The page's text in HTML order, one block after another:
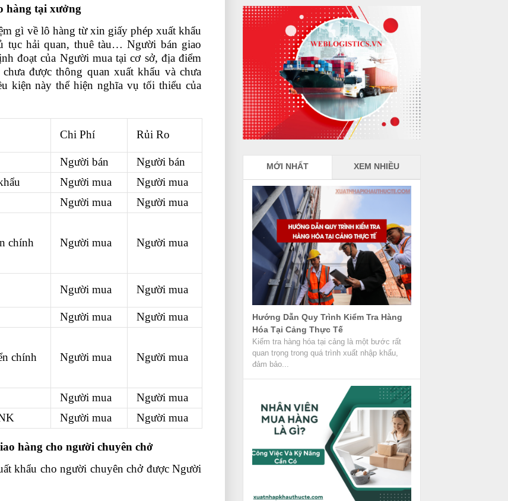
hàng tại xưởng
gì về lô hàng từ xin giấy phép xuất khẩu
tục hải quan, thuê tàu… Người bán giao
đoạt của Người mua tại cơ sở, địa điểm
được thông quan xuất khẩu và chưa
kiện này thể hiện nghĩa vụ tối thiểu của
Chi Phí Rủi Ro
Người bán
Người bán
Người mua
Người mua
Người mua Người mua
chính Người mua Người mua
Người mua Người mua
Người mua Người mua
chính Người mua Người mua
Người mua
Người mua
Người mua Người mua
hàng cho người chuyên chở
khẩu cho người chuyên chở được Người
MỚI NHẤT XEM NHIỀU
Hướng Dẫn Quy Trình Kiểm Tra Hàng
Hóa Tại Cảng Thực Tế
Kiểm tra hàng hóa tại cảng là một bước rất
quan trọng trong quá trình xuất nhập khẩu,
đảm bảo...